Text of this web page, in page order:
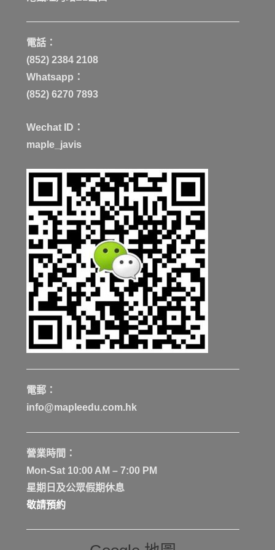
電話：
(852) 2384 2108
Whatsapp：
(852) 6270 7893
Wechat ID：
maple_javis
電郵：
info@mapleedu.com.hk
營業時間：
Mon-Sat 10:00 AM – 7:00 PM
星期日及公眾假期休息
敬請預約